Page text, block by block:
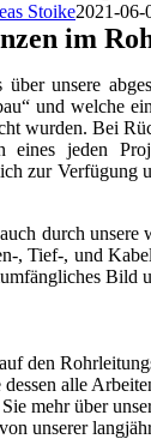
Stoike2021-06-
im
unsere
und welche
wurden. Bei
eines jeden
zur Verfügung
durch unsere
, Tief-, und
Bild
den
alle
mehr über
unserer